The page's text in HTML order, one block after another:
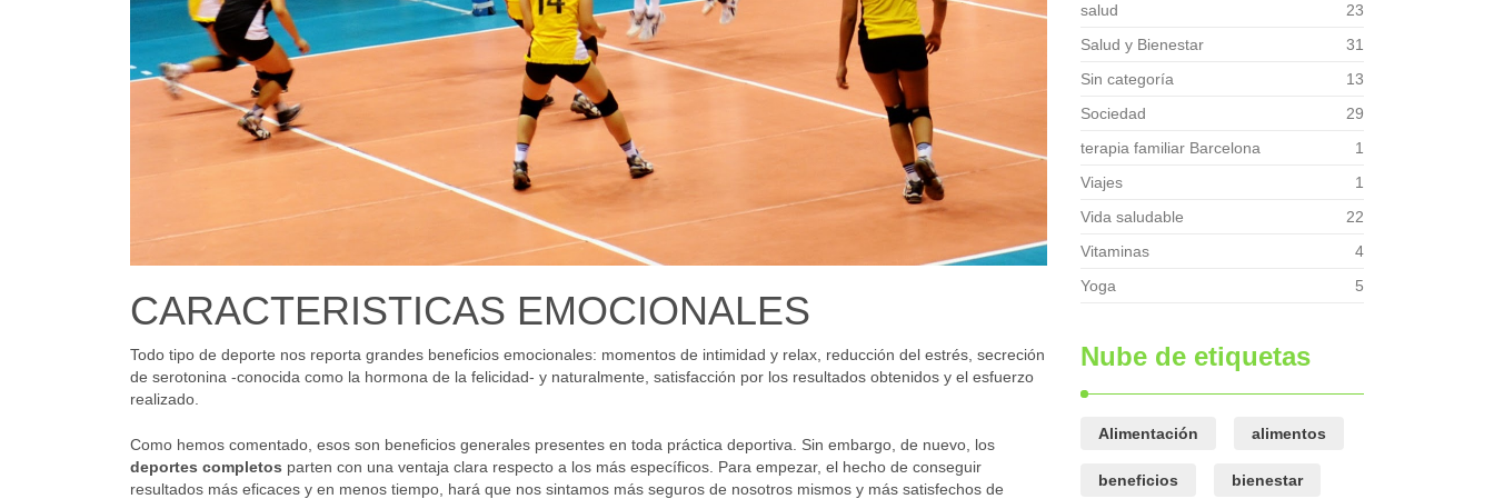
CARACTERISTICAS EMOCIONALES
Todo tipo de deporte nos reporta grandes beneficios emocionales: momentos de intimidad y relax, reducción del estrés, secreción
de serotonina -conocida como la hormona de la felicidad- y naturalmente, satisfacción por los resultados obtenidos y el esfuerzo
realizado.
Como hemos comentado, esos son beneficios generales presentes en toda práctica deportiva. Sin embargo, de nuevo, los
deportes completos parten con una ventaja clara respecto a los más específicos. Para empezar, el hecho de conseguir
resultados más eficaces y en menos tiempo, hará que nos sintamos más seguros de nosotros mismos y más satisfechos de
salud
23
Salud y Bienestar
31
Sin categoría
13
Sociedad
29
terapia familiar Barcelona
1
Viajes
1
Vida saludable
22
Vitaminas
4
Yoga
5
Nube de etiquetas
Alimentación alimentos
beneficios bienestar